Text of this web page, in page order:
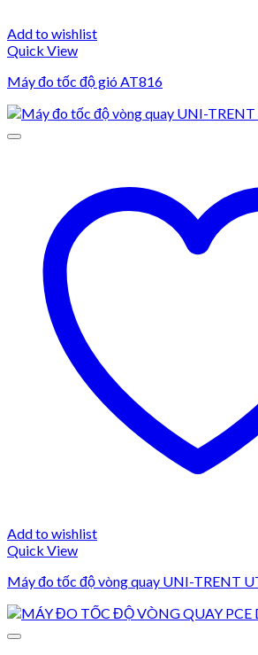
Add to wishlist
Quick View
Máy đo tốc độ gió AT816
Add to wishlist
Quick View
Máy đo tốc độ vòng quay UNI-TRENT